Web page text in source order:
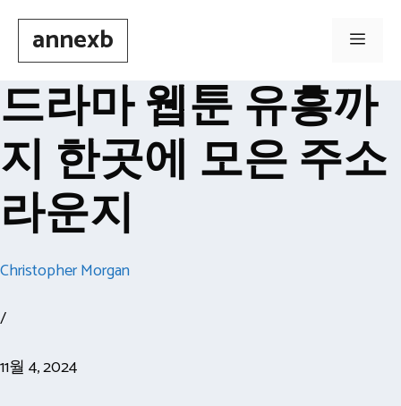
contentannexb Menu
드라마 웹툰 유흥까
지 한곳에 모은 주소
라운지
Christopher Morgan
/
11월 4, 2024